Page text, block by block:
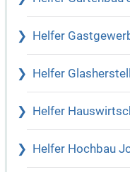
Helfer
Helfer
Helfer
Helfer Hochbau